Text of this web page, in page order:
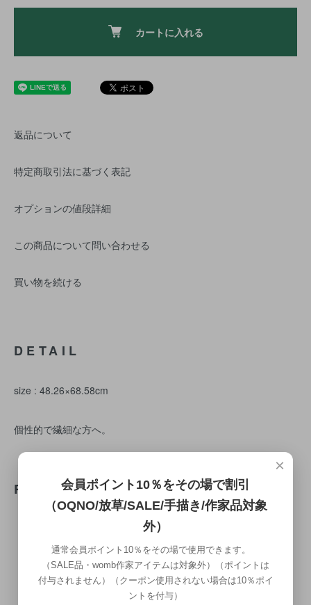
カートに入れる
返品について
特定商取引法に基づく表記
オプションの値段詳細
この商品について問い合わせる
買い物を続ける
DETAIL
size : 48.26×68.58cm
個性的で繊細な方へ。
REVIEW
×
会員ポイント10％をその場で割引
（OQNO/放草/SALE/手描き/作家品対象
外）
通常会員ポイント10％をその場で使用できます。
（SALE品・womb作家アイテムは対象外）（ポイントは
付与されません）（クーポン使用されない場合は10％ポイ
ントを付与）